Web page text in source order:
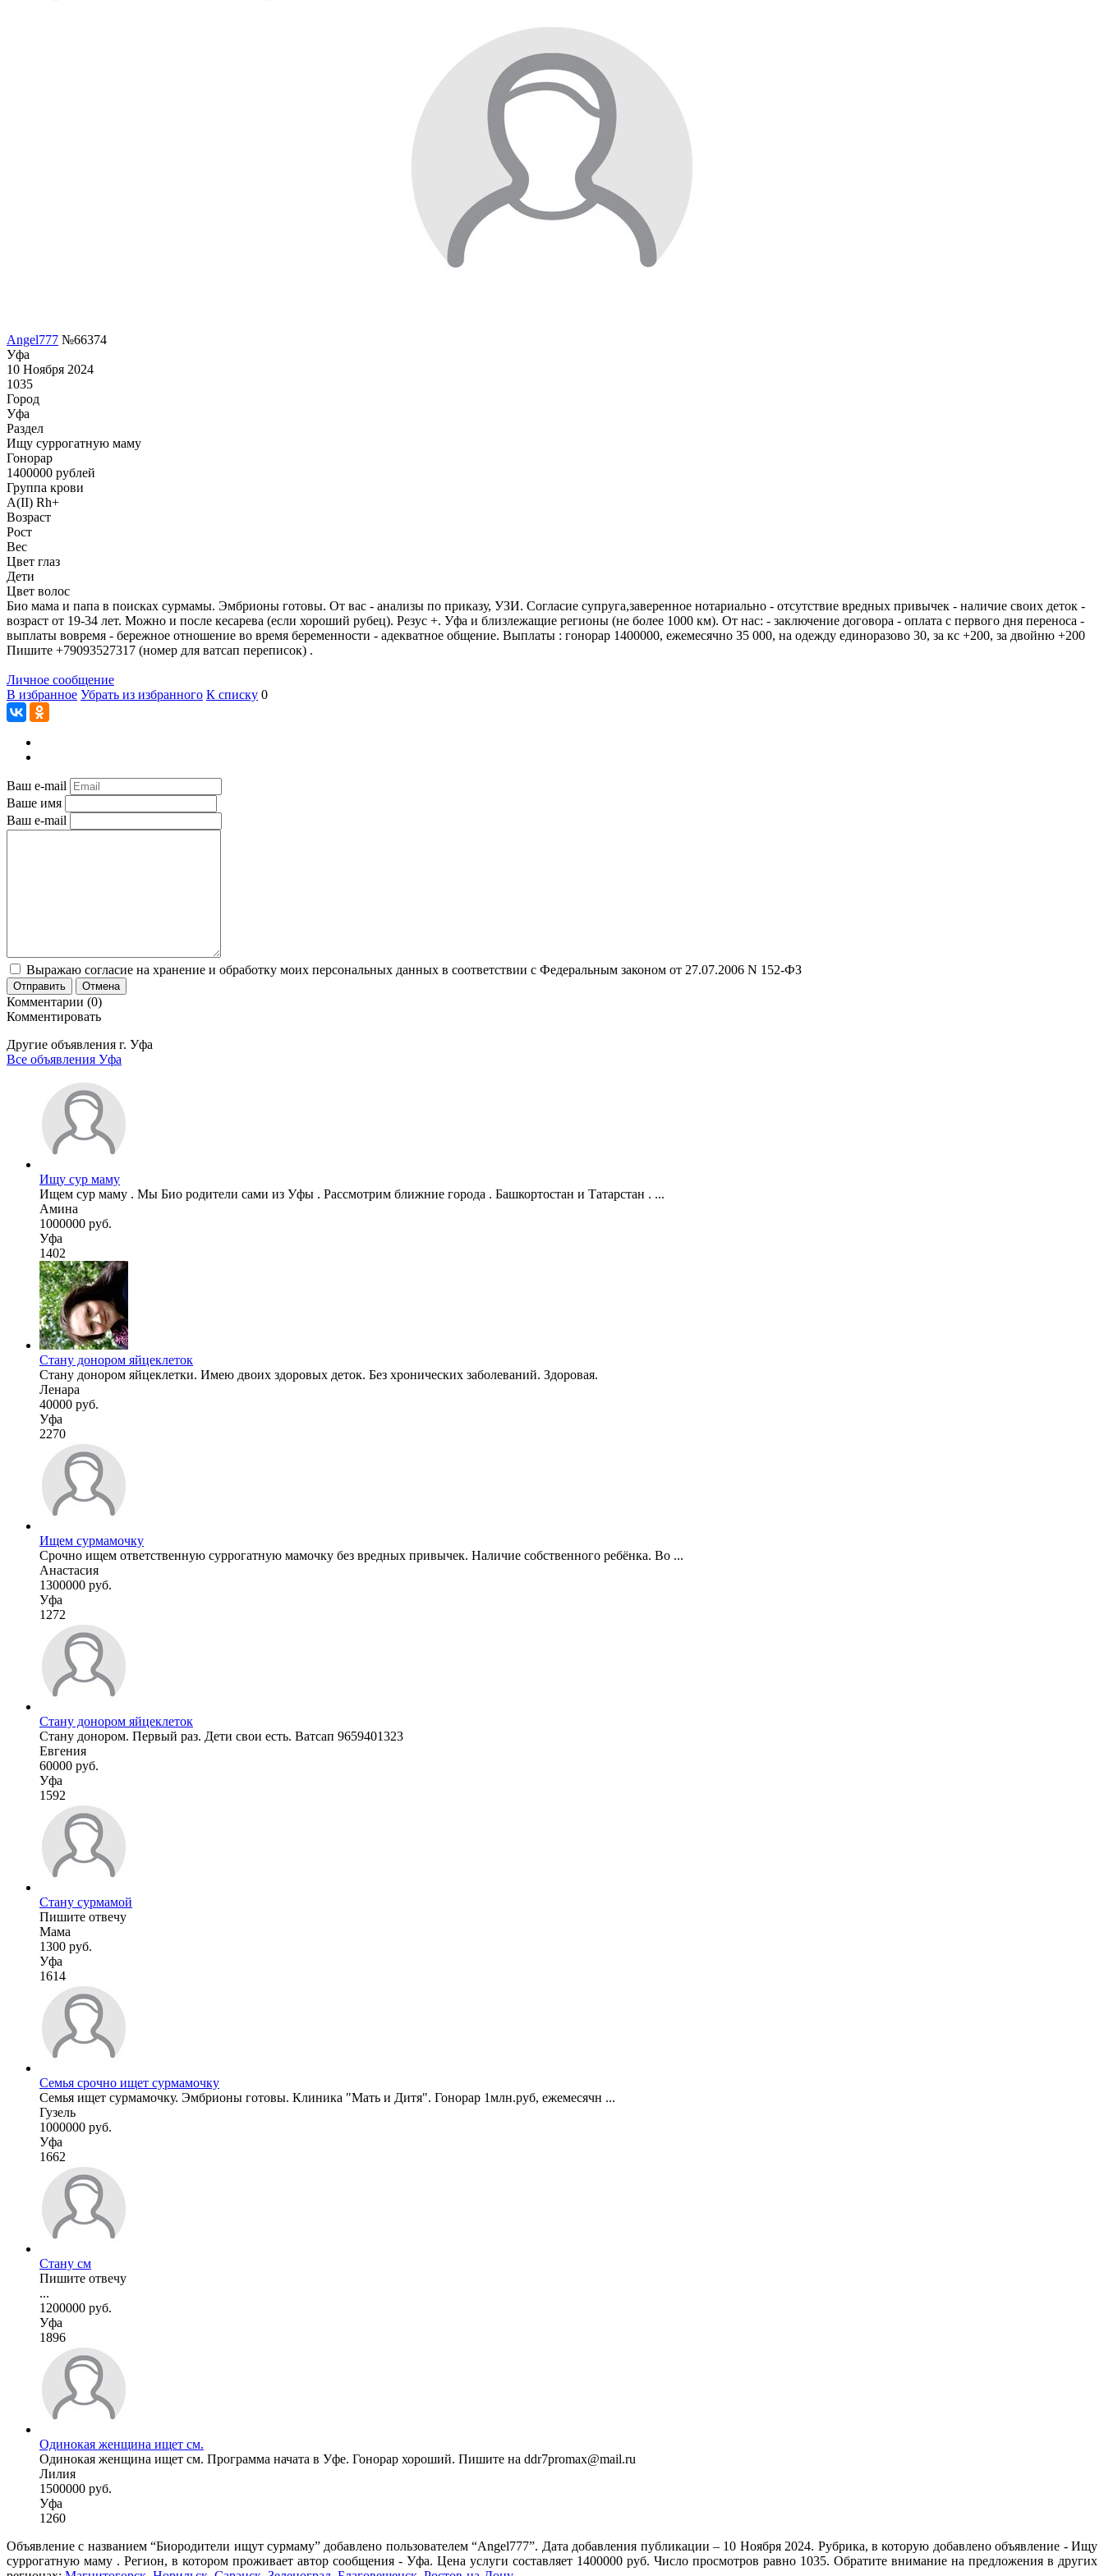
Angel777 №66374
Уфа
10 Ноября 2024
1035
Город
Уфа
Раздел
Ищу суррогатную маму
Гонoрар
1400000 рублей
Группа крови
A(II) Rh+
Возраст
Рост
Вес
Цвет глаз
Дети
Цвет волос
Био мама и папа в поисках сурмамы. Эмбрионы готовы. От вас - анализы по приказу, УЗИ. Согласие супруга,заверенное нотариально - отсутствие вредных привычек - наличие своих деток -
возраст от 19-34 лет. Можно и после кесарева (если хороший рубец). Резус +. Уфа и близлежащие регионы (не более 1000 км). От нас: - заключение договора - оплата с первого дня переноса -
выплаты вовремя - бережное отношение во время беременности - адекватное общение. Выплаты : гонорар 1400000, ежемесячно 35 000, на одежду единоразово 30, за кс +200, за двойню +200
Пишите +79093527317 (номер для ватсап переписок) .
Личное сообщение
В избранное Убрать из избранного К списку 0
Ваш e-mail
Ваше имя
Ваш e-mail
Выражаю согласие на хранение и обработку моих персональных данных в соответствии с Федеральным законом от 27.07.2006 N 152-ФЗ
Отправить Отмена
Комментарии (0)
Комментировать
Другие объявления г. Уфа
Все объявления Уфа
Ищу сур маму
Ищем сур маму . Мы Био родители сами из Уфы . Рассмотрим ближние города . Башкортостан и Татарстан . ...
Амина
1000000 руб.
Уфа
1402
Стану донором яйцеклеток
Стану донором яйцеклетки. Имею двоих здоровых деток. Без хронических заболеваний. Здоровая.
Ленара
40000 руб.
Уфа
2270
Ищем сурмамочку
Срочно ищем ответственную суррогатную мамочку без вредных привычек. Наличие собственного ребёнка. Во ...
Анастасия
1300000 руб.
Уфа
1272
Стану донором яйцеклеток
Стану донором. Первый раз. Дети свои есть. Ватсап 9659401323
Евгения
60000 руб.
Уфа
1592
Стану сурмамой
Пишите отвечу
Мама
1300 руб.
Уфа
1614
Семья срочно ищет сурмамочку
Семья ищет сурмамочку. Эмбрионы готовы. Клиника "Мать и Дитя". Гонорар 1млн.руб, ежемесячн ...
Гузель
1000000 руб.
Уфа
1662
Стану см
Пишите отвечу
...
1200000 руб.
Уфа
1896
Одинокая женщина ищет см.
Одинокая женщина ищет см. Программа начата в Уфе. Гонорар хороший. Пишите на ddr7promax@mail.ru
Лилия
1500000 руб.
Уфа
1260
Объявление с названием “Биородители ищут сурмаму” добавлено пользователем “Angel777”. Дата добавления публикации – 10 Ноября 2024. Рубрика, в которую добавлено объявление - Ищу
суррогатную маму . Регион, в котором проживает автор сообщения - Уфа. Цена услуги составляет 1400000 руб. Число просмотров равно 1035. Обратите внимание на предложения в других